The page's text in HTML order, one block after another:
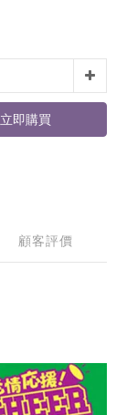
立即購買
顧客評價